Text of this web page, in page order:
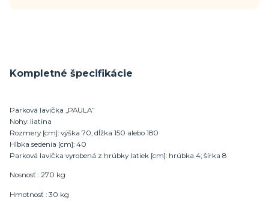
Kompletné špecifikácie
Parková lavička „PAULA”
Nohy: liatina
Rozmery [cm]: výška 70, dĺžka 150 alebo 180
Hľbka sedenia [cm]: 40
Parková lavička vyrobená z hrúbky latiek [cm]: hrúbka 4; šírka 8
Nosnosť : 270 kg
Hmotnosť : 30 kg